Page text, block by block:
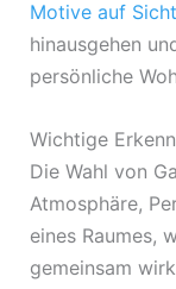
Motive auf
hinausgehen
persönliche
Wichtige
Die Wahl von
Atmosphäre,
eines Raumes,
gemeinsam